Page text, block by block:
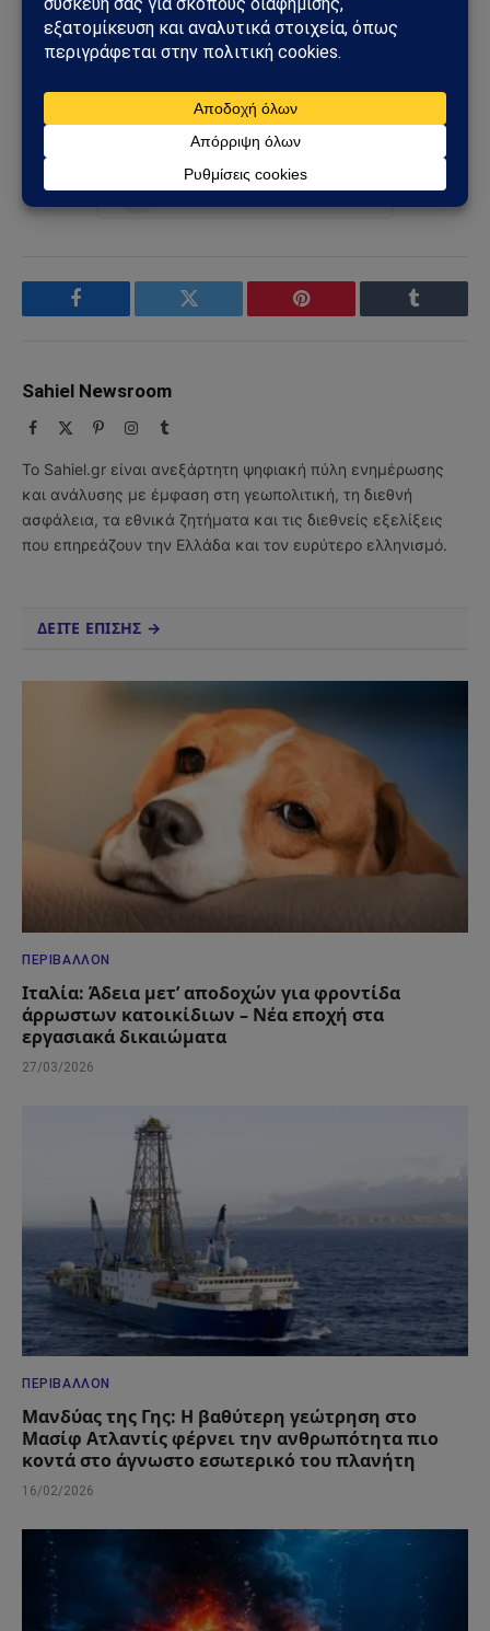
αισθητήρα Κυψέλες μελισσών
Ακολουθήστε στο Instagram
Ακολουθήστε στο YouTube
Facebook Twitter Pinterest Tumblr
Sahiel Newsroom
Facebook PinterestInstagram
Tumblr
Το Sahiel.gr είναι ανεξάρτητη ψηφιακή πύλη ενημέρωσης
και ανάλυσης με έμφαση στη γεωπολιτική, τη διεθνή
ασφάλεια, τα εθνικά ζητήματα και τις διεθνείς εξελίξεις
που επηρεάζουν την Ελλάδα και τον ευρύτερο ελληνισμό.
ΔΕΙΤΕ ΕΠΙΣΗΣ →
ΠΕΡΙΒΆΛΛΟΝ
Ιταλία: Άδεια μετ’ αποδοχών για φροντίδα
άρρωστων κατοικίδιων – Νέα εποχή στα
εργασιακά δικαιώματα
27/03/2026
ΠΕΡΙΒΆΛΛΟΝ
Μανδύας της Γης: Η βαθύτερη γεώτρηση στο
Μασίφ Ατλαντίς φέρνει την ανθρωπότητα πιο
κοντά στο άγνωστο εσωτερικό του πλανήτη
16/02/2026